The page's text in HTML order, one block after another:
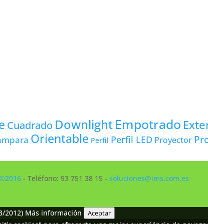
Cuadrado DownlightEmpotrado
Orientable Perfil Perfil LED Proyector
- Teléfono: 93 751 38 15 -soluciones@ims.com.es
2012) Más información Aceptar